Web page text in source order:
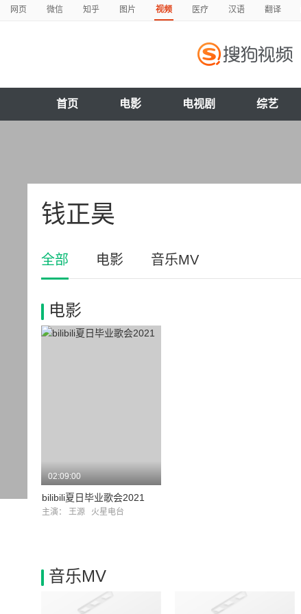
网页 微信 知乎 图片 视频 医疗 汉语 翻译
首页 电影 电视剧 综艺
钱正昊
全部 电影 音乐MV
电影
02:09:00
bilibili夏日毕业歌会2021
主演： 王源 火星电台
音乐MV